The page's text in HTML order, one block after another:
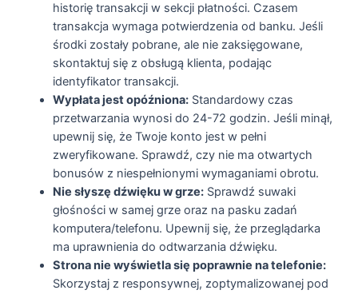
historię transakcji w sekcji płatności. Czasem
transakcja wymaga potwierdzenia od banku. Jeśli
środki zostały pobrane, ale nie zaksięgowane,
skontaktuj się z obsługą klienta, podając
identyfikator transakcji.
Wypłata jest opóźniona: Standardowy czas
przetwarzania wynosi do 24-72 godzin. Jeśli minął,
upewnij się, że Twoje konto jest w pełni
zweryfikowane. Sprawdź, czy nie ma otwartych
bonusów z niespełnionymi wymaganiami obrotu.
Nie słyszę dźwięku w grze: Sprawdź suwaki
głośności w samej grze oraz na pasku zadań
komputera/telefonu. Upewnij się, że przeglądarka
ma uprawnienia do odtwarzania dźwięku.
Strona nie wyświetla się poprawnie na telefonie:
Skorzystaj z responsywnej, zoptymalizowanej pod